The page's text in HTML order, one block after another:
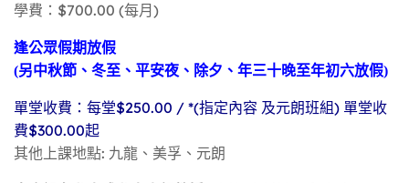
學費：$700.00 (每月)
逢公眾假期放假
(另中秋節、冬至、平安夜、除夕、年三十晚至年初六放假)
單堂收費：每堂$250.00 / *(指定內容 及元朗班組) 單堂收
費$300.00起
其他上課地點: 九龍、美孚、元朗